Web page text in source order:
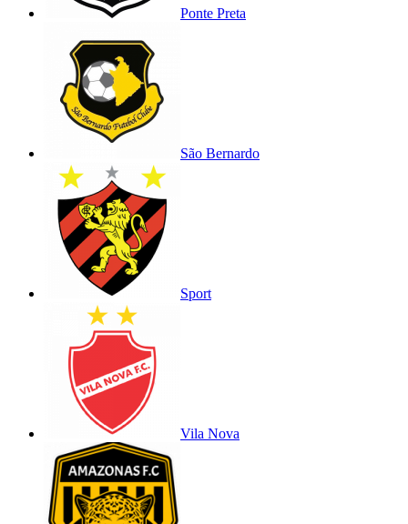
Ponte Preta
São Bernardo
Sport
Vila Nova